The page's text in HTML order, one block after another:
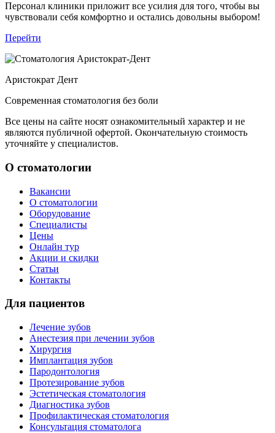
Персонал клиники приложит все усилия для того, чтобы вы
чувствовали себя комфортно и остались довольны выбором!
Перейти
Аристократ Дент
Современная стоматология без боли
Все цены на сайте носят ознакомительный характер и не
являются публичной офертой. Окончательную стоимость
уточняйте у специалистов.
О стоматологии
Вакансии
О стоматологии
Оборудование
Специалисты
Цены
Онлайн тур
Акции и скидки
Статьи
Контакты
Для пациентов
Лечение зубов
Анестезия при лечении зубов
Хирургия
Имплантация зубов
Пародонтология
Протезирование зубов
Эстетическая стоматология
Диагностика зубов
Профилактическая стоматология
Консультация стоматолога